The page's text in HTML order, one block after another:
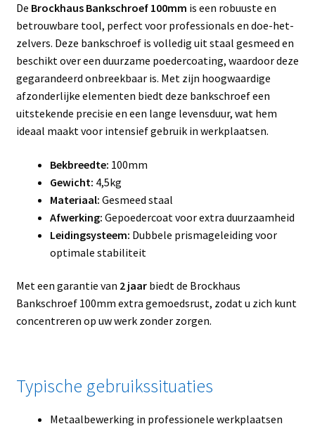
De Brockhaus Bankschroef 100mm is een robuuste en
betrouwbare tool, perfect voor professionals en doe-het-
zelvers. Deze bankschroef is volledig uit staal gesmeed en
beschikt over een duurzame poedercoating, waardoor deze
gegarandeerd onbreekbaar is. Met zijn hoogwaardige
afzonderlijke elementen biedt deze bankschroef een
uitstekende precisie en een lange levensduur, wat hem
ideaal maakt voor intensief gebruik in werkplaatsen.
Bekbreedte: 100mm
Gewicht: 4,5kg
Materiaal: Gesmeed staal
Afwerking: Gepoedercoat voor extra duurzaamheid
Leidingsysteem: Dubbele prismageleiding voor
optimale stabiliteit
Met een garantie van 2 jaarbiedt de Brockhaus
Bankschroef 100mm extra gemoedsrust, zodat u zich kunt
concentreren op uw werk zonder zorgen.
Typische gebruikssituaties
Metaalbewerking in professionele werkplaatsen